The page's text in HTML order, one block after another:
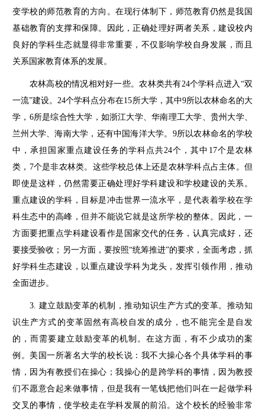
变学校的师范教育的方向。在现行体制下，师范教育仍然是我国
基础教育的支撑和保障。因此，正确处理好两者关系，建设校内
良好的学科生态就显得非常重要，不仅影响学校自身发展，而且
关系国家教育体系的发展。
农林高校的情况相对好一些。农林类共有24个学科点进入“双
一流”建设。24个学科点分布在15所大学，其中9所以农林命名的大
学，6所是综合性大学，如浙江大学、华南理工大学、贵州大学、
兰州大学、海南大学，还有中国海洋大学。9所以农林命名的学校
中，承担国家重点建设任务的学科点共24个，其中17个是农林
类，7个是非农林类。这些学校总体上还是农林学科点占主体。但
即使是这样，仍然需要正确处理好学科建设和学校建设的关系。
重点建设的学科，目标是冲击世界一流水平，是代表着学校在学
科生态中的高峰，但并不能说它就是这所学校的整体。因此，一
方面要把重点学科建设看作是国家交代的任务，认真完成好，还
要接受验收；另一方面，要按照“统筹推进”的要求，全面考虑，抓
好学科生态建设，以重点建设学科为龙头，发挥引领作用，推动
全面进步。
3. 建立鼓励变革的机制，推动知识生产方式的变革。推动知
识生产方式的变革固然有高校自发的成分，也不能完全是自发
的，而需要建立鼓励变革的机制。在这方面，有不少成功的案
例。美国一所著名大学的校长说：我不大操心各个具体学科的事
情，因为有教授们在操心；我操心的是跨学科的事情，因为教授
们不愿意合起来做事情，但是我有一笔钱把他们叫在一起做学科
交叉的事情，使学校走在学科发展的前沿。这个校长的经验非常